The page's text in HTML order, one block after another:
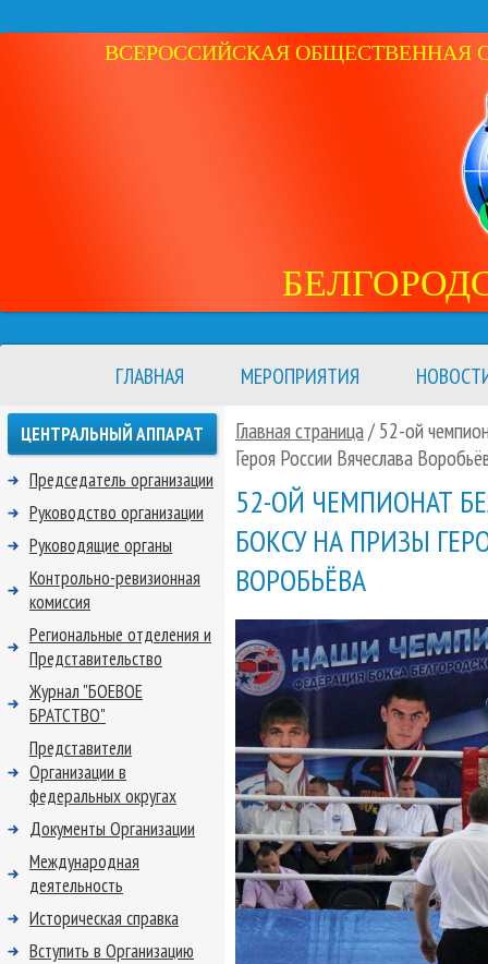
ВСЕРОССИЙСКАЯ ОБЩЕСТВЕННАЯ
ГЛАВНАЯ МЕРОПРИЯТИЯ
Главная страница/ 52-ой
Героя России Вячеслава
52-ОЙ ЧЕМПИОНАТ
БОКСУ НА ПРИЗЫ
ВОРОБЬЁВА
ЦЕНТРАЛЬНЫЙ АППАРАТ
Председатель организации
Руководство организации
Руководящие органы
Контрольно-ревизионная
комиссия
Региональные отделения и
Представительство
Журнал "БОЕВОЕ
БРАТСТВО"
Представители
Организации в
федеральных округах
Документы Организации
Международная
деятельность
Историческая справка
Вступить в Организацию